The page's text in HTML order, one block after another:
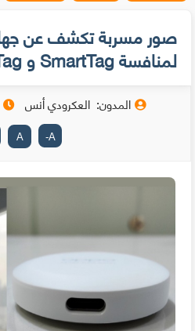
لمنافسة SmartTag و AirTag
المدون: العكرودي أنس
A
-
A